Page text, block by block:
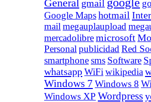
General gmail
Google Mapshotmail
mail megauplaupload
mercadolibremicrosoft
Personal publicidad Red
smartphonesms Software
whatsappWiFi wikipedia
Windows 7 Windows 8
Windows XP Wordpress